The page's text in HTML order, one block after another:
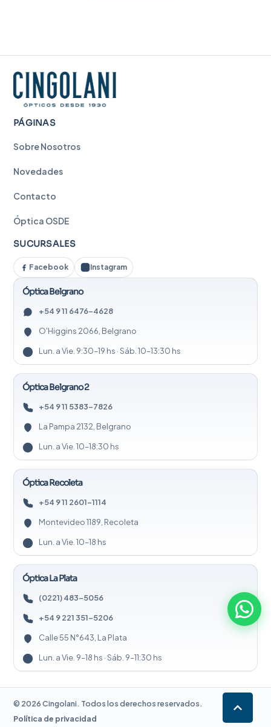
PÁGINAS
Sobre Nosotros
Novedades
Contacto
Óptica OSDE
SUCURSALES
Facebook Instagram
Óptica Belgrano
+54 9 11 6476-4628
O'Higgins 2066, Belgrano
Lun. a Vie. 9:30–19 hs · Sáb. 10–13:30 hs
Óptica Belgrano 2
+54 9 11 5383-7826
La Pampa 2132, Belgrano
Lun. a Vie. 10–18:30 hs
Óptica Recoleta
+54 9 11 2601-1114
Montevideo 1189, Recoleta
Lun. a Vie. 10–18 hs
Óptica La Plata
(0221) 483-5056
+54 9 221 351-5206
Calle 55 N°643, La Plata
Lun. a Vie. 9–18 hs · Sáb. 9–11:30 hs
© 2026Cingolani. Todos los derechos reservados.
Política de privacidad